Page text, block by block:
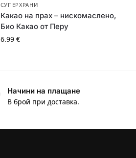
СУПЕРХРАНИ
Какао на прах – нискомаслено,
Био Какао от Перу
6.99 €
Начини на плащане
В брой при доставка.